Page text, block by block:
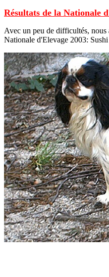
Résultats de la Nationale
Avec un peu de difficultés,
Nationale d'Elevage 2003: